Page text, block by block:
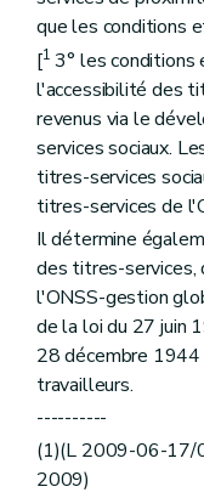
que les conditions
[1 3° les conditions
l'accessibilité des
revenus via le
services sociaux.
titres-services
titres-services de
Il détermine
des titres-services,
l'ONSS-gestion
de la loi du 27 juin
28 décembre 1944
travailleurs.
----------
(1)(L 2009-06-17/
2009)